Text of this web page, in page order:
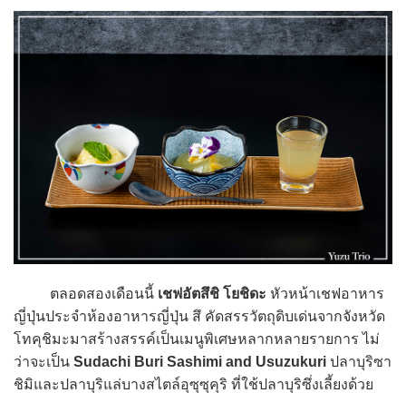
ตลอดสองเดือนนี้ เชฟอัตสึชิ โยชิดะ หัวหน้าเชฟอาหาร
ญี่ปุ่นประจำห้องอาหารญี่ปุ่น สึ คัดสรรวัตถุดิบเด่นจากจังหวัด
โทคุชิมะมาสร้างสรรค์เป็นเมนูพิเศษหลากหลายรายการ ไม่
ว่าจะเป็น Sudachi Buri Sashimi and Usuzukuri ปลาบุริซา
ชิมิและปลาบุริแล่บางสไตล์อุซุซุคุริ ที่ใช้ปลาบุริซึ่งเลี้ยงด้วย